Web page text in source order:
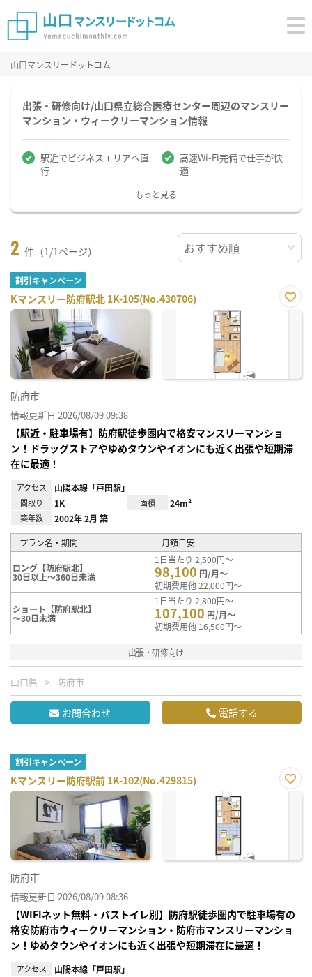
山口マンスリードットコム
出張・研修向け/山口県立総合医療センター周辺のマンスリー
マンション・ウィークリーマンション情報
駅近でビジネスエリアへ直
行
高速Wi-Fi完備で仕事が快
適
もっと見る
2 件（1/1ページ）
割引キャンペーン
Kマンスリー防府駅北 1K-105(No.430706)
お気
防府市
情報更新日 2026/08/09 09:38
【駅近・駐車場有】防府駅徒歩圏内で格安マンスリーマンショ
ン！ドラッグストアやゆめタウンやイオンにも近く出張や短期滞
在に最適！
アクセス 山陽本線「戸田駅」
間取り 1K 面積 24m²
築年数 2002年 2月 築
プラン名・期間 月額目安
ロング【防府駅北】
30日以上～360日未満
1日当たり 2,500円～
98,100 円/月～
初期費用他 22,000円～
ショート【防府駅北】
～30日未満
1日当たり 2,800円～
107,100 円/月～
初期費用他 16,500円～
出張・研修向け
山口県 防府市
お問合わせ 電話する
割引キャンペーン
Kマンスリー防府駅前 1K-102(No.429815)
お気
防府市
情報更新日 2026/08/09 08:36
【WIFIネット無料・バストイレ別】防府駅徒歩圏内で駐車場有の
格安防府市ウィークリーマンション・防府市マンスリーマンショ
ン！ゆめタウンやイオンにも近く出張や短期滞在に最適！
アクセス 山陽本線「戸田駅」